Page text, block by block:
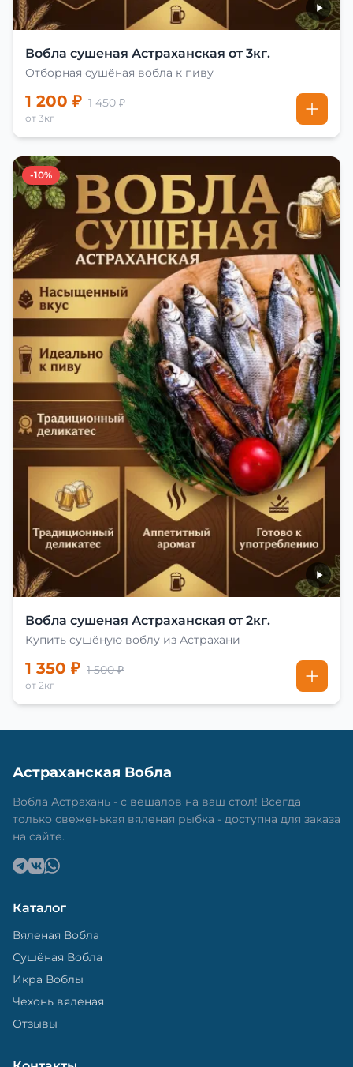
Вобла сушеная Астраханская от 3кг.
Отборная сушёная вобла к пиву
1 200 ₽ 1 450 ₽
от 3кг
-10%
Вобла сушеная Астраханская от 2кг.
Купить сушёную воблу из Астрахани
1 350 ₽ 1 500 ₽
от 2кг
Астраханская Вобла
Вобла Астрахань - с вешалов на ваш стол! Всегда
только свеженькая вяленая рыбка - доступна для заказа
на сайте.
Каталог
Вяленая Вобла
Сушёная Вобла
Икра Воблы
Чехонь вяленая
Отзывы